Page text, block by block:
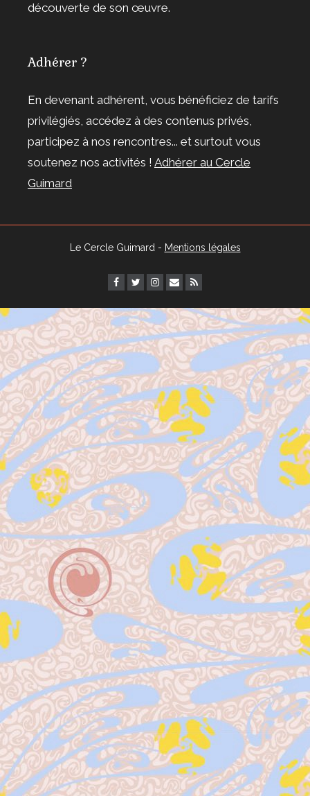
découverte de son œuvre.
Adhérer ?
En devenant adhérent, vous bénéficiez de tarifs
privilégiés, accédez à des contenus privés,
participez à nos rencontres... et surtout vous
soutenez nos activités ! Adhérer au Cercle
Guimard
Le Cercle Guimard - Mentions légales